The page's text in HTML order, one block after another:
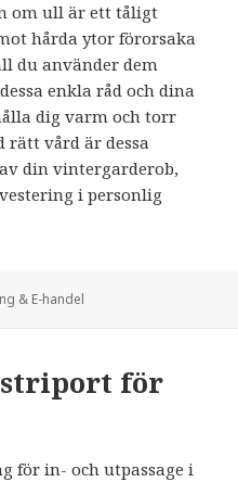
om ull är ett tåligt
hårda ytor förorsaka
du använder dem
enkla råd och dina
dig varm och torr
rätt vård är dessa
din vintergarderob,
i personlig
& E-handel
för
för in- och utpassage i